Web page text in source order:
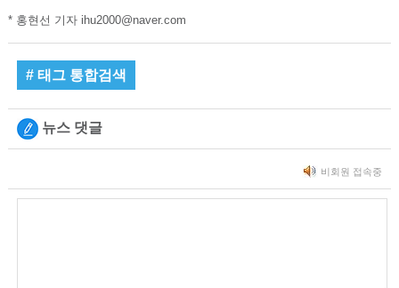
* 홍현선 기자 ihu2000@naver.com
# 태그 통합검색
뉴스 댓글
비회원 접속중